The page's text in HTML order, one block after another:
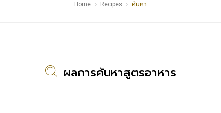
Home Recipes ค้นหา
ผลการค้นหาสูตรอาหาร